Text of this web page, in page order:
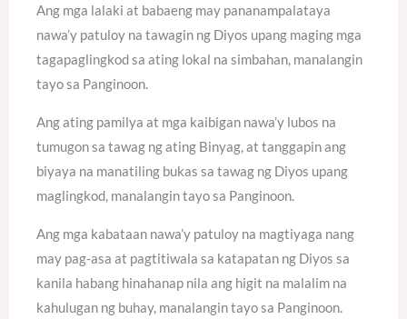
Ang mga lalaki at babaeng may pananampalataya
nawa’y patuloy na tawagin ng Diyos upang maging mga
tagapaglingkod sa ating lokal na simbahan, manalangin
tayo sa Panginoon.
Ang ating pamilya at mga kaibigan nawa’y lubos na
tumugon sa tawag ng ating Binyag, at tanggapin ang
biyaya na manatiling bukas sa tawag ng Diyos upang
maglingkod, manalangin tayo sa Panginoon.
Ang mga kabataan nawa’y patuloy na magtiyaga nang
may pag-asa at pagtitiwala sa katapatan ng Diyos sa
kanila habang hinahanap nila ang higit na malalim na
kahulugan ng buhay, manalangin tayo sa Panginoon.